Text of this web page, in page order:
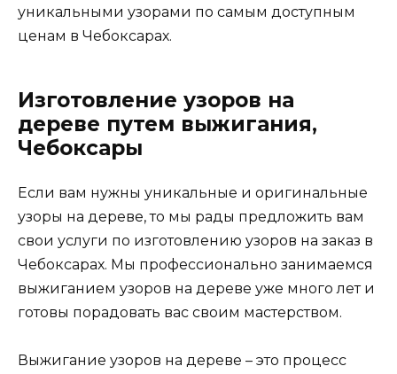
уникальными узорами по самым доступным
ценам в Чебоксарах.
Изготовление узоров на
дереве путем выжигания,
Чебоксары
Если вам нужны уникальные и оригинальные
узоры на дереве, то мы рады предложить вам
свои услуги по изготовлению узоров на заказ в
Чебоксарах. Мы профессионально занимаемся
выжиганием узоров на дереве уже много лет и
готовы порадовать вас своим мастерством.
Выжигание узоров на дереве – это процесс